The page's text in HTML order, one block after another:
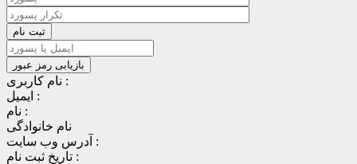
نام کاربری :
ایمیل :
نام :
نام خانوادگی
آدرس وب سایت :
تاریخ ثبت نام :